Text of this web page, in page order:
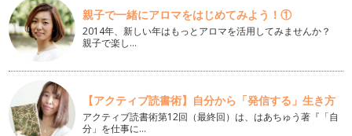
サポーターに向けてのyoga
まずは、自分が癒されていますか？疲れていませんか？普段か
ら、満たされていますか？ …
【授かりyoga】という形
不妊という言葉を聞いたことがありますか？現在、ママである
方なら必ず聞いたことがあると思いま…
親子で一緒にアロマをはじめてみよう！①
2014年、新しい年はもっとアロマを活用してみませんか？
親子で楽し…
【アクティブ読書術】自分から「発信する」生き方
アクティブ読書術第12回（最終回）は、はあちゅう著『「自
分」を仕事に…